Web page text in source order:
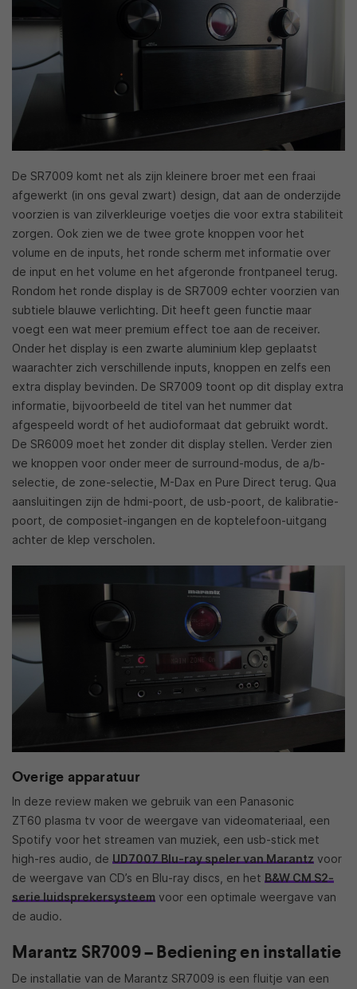
De SR7009 komt net als zijn kleinere broer met een fraai
afgewerkt (in ons geval zwart) design, dat aan de onderzijde
voorzien is van zilverkleurige voetjes die voor extra stabiliteit
zorgen. Ook zien we de twee grote knoppen voor het
volume en de inputs, het ronde scherm met informatie over
de input en het volume en het afgeronde frontpaneel terug.
Rondom het ronde display is de SR7009 echter voorzien van
subtiele blauwe verlichting. Dit heeft geen functie maar
voegt een wat meer premium effect toe aan de receiver.
Onder het display is een zwarte aluminium klep geplaatst
waarachter zich verschillende inputs, knoppen en zelfs een
extra display bevinden. De SR7009 toont op dit display extra
informatie, bijvoorbeeld de titel van het nummer dat
afgespeeld wordt of het audioformaat dat gebruikt wordt.
De SR6009 moet het zonder dit display stellen. Verder zien
we knoppen voor onder meer de surround-modus, de a/b-
selectie, de zone-selectie, M-Dax en Pure Direct terug. Qua
aansluitingen zijn de hdmi-poort, de usb-poort, de kalibratie-
poort, de composiet-ingangen en de koptelefoon-uitgang
achter de klep verscholen.
Overige apparatuur
In deze review maken we gebruik van een Panasonic
ZT60 plasma tv voor de weergave van videomateriaal, een
Spotify voor het streamen van muziek, een usb-stick met
high-res audio, de UD7007 Blu-ray speler van Marantz voor
de weergave van CD’s en Blu-ray discs, en het B&W CM S2-
serie luidsprekersysteem voor een optimale weergave van
de audio.
Marantz SR7009 – Bediening en installatie
De installatie van de Marantz SR7009 is een fluitje van een